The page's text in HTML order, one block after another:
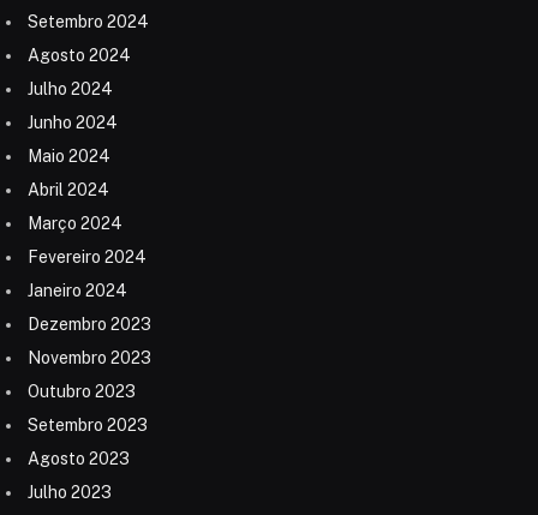
Setembro 2024
Agosto 2024
Julho 2024
Junho 2024
Maio 2024
Abril 2024
Março 2024
Fevereiro 2024
Janeiro 2024
Dezembro 2023
Novembro 2023
Outubro 2023
Setembro 2023
Agosto 2023
Julho 2023